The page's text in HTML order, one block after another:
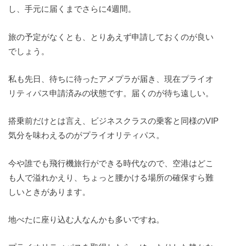
し、手元に届くまでさらに4週間。
旅の予定がなくとも、とりあえず申請しておくのが良い
でしょう。
私も先日、待ちに待ったアメプラが届き、現在プライオ
リティパス申請済みの状態です。届くのが待ち遠しい。
搭乗前だけとは言え、ビジネスクラスの乗客と同様のVIP
気分を味わえるのがプライオリティパス。
今や誰でも飛行機旅行ができる時代なので、空港はどこ
も人で溢れかえり、ちょっと腰かける場所の確保すら難
しいときがあります。
地べたに座り込む人なんかも多いですね。